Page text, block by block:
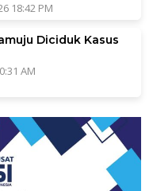
18:42 PM
Diciduk Kasus
AM